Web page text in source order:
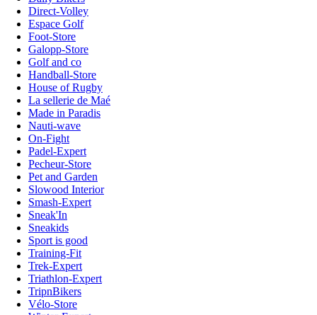
Direct-Volley
Espace Golf
Foot-Store
Galopp-Store
Golf and co
Handball-Store
House of Rugby
La sellerie de Maé
Made in Paradis
Nauti-wave
On-Fight
Padel-Expert
Pecheur-Store
Pet and Garden
Slowood Interior
Smash-Expert
Sneak'In
Sneakids
Sport is good
Training-Fit
Trek-Expert
Triathlon-Expert
TripnBikers
Vélo-Store